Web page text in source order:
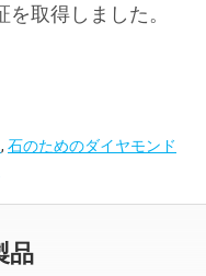
取得しました。
, 石のためのダイヤモンド
品